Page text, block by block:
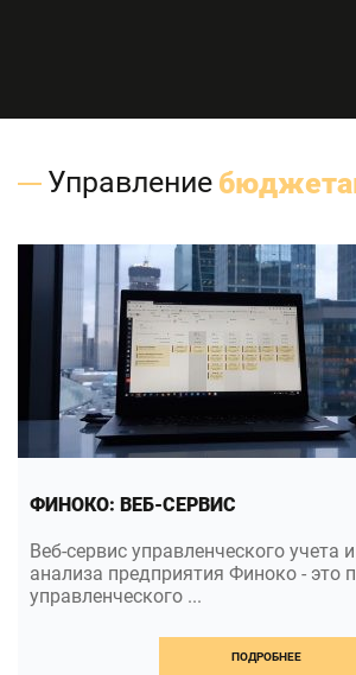
Управление
ФИНОКО: ВЕБ-СЕРВИС
Веб-сервис управленческого учета
анализа предприятия Финоко - это
управленческого ...
ПОДРОБНЕЕ